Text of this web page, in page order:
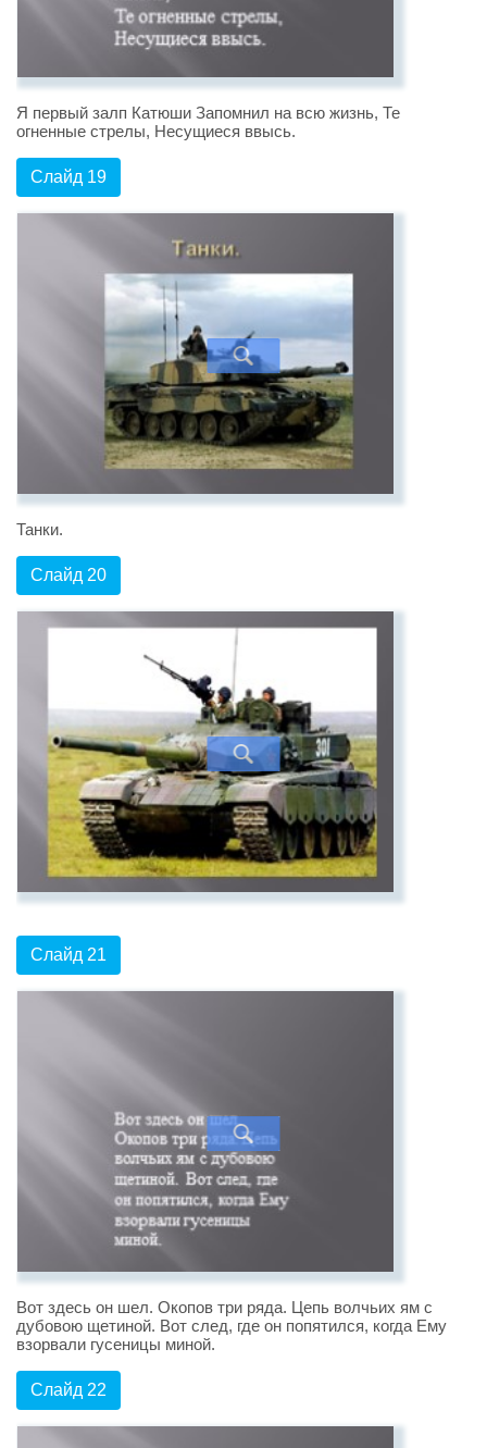
Я первый залп Катюши Запомнил на всю жизнь, Те
огненные стрелы, Несущиеся ввысь.
Слайд 19
Танки.
Слайд 20
Слайд 21
Вот здесь он шел. Окопов три ряда. Цепь волчьих ям с
дубовою щетиной. Вот след, где он попятился, когда Ему
взорвали гусеницы миной.
Слайд 22